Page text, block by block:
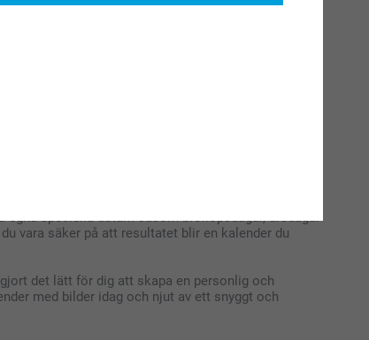
både som en vacker dekoration och som en
utmärkt lösning. Den här typen av kalender gör det
speciella datum såsom bröllopsdagar, årsdagar
vara säker på att resultatet blir en kalender du
det lätt för dig att skapa en personlig och
med bilder idag och njut av ett snyggt och